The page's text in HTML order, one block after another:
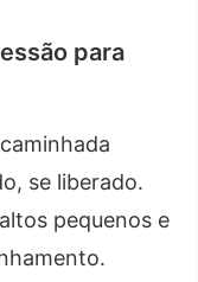
para
se liberado.
pequenos e